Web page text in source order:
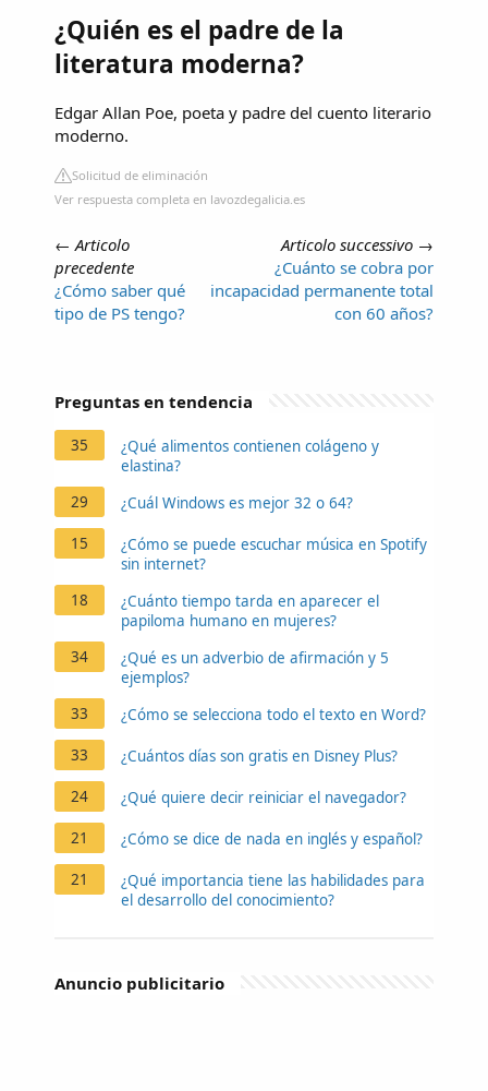
¿Quién es el padre de la
literatura moderna?
Edgar Allan Poe, poeta y padre del cuento literario
moderno.
Solicitud de eliminación
Ver respuesta completa en lavozdegalicia.es
← Articolo
precedente
¿Cómo saber qué
tipo de PS tengo?
Articolo successivo →
¿Cuánto se cobra por
incapacidad permanente total
con 60 años?
Preguntas en tendencia
35
¿Qué alimentos contienen colágeno y
elastina?
29
¿Cuál Windows es mejor 32 o 64?
15
¿Cómo se puede escuchar música en Spotify
sin internet?
18
¿Cuánto tiempo tarda en aparecer el
papiloma humano en mujeres?
34
¿Qué es un adverbio de afirmación y 5
ejemplos?
33
¿Cómo se selecciona todo el texto en Word?
33 ¿Cuántos días son gratis en Disney Plus?
24 ¿Qué quiere decir reiniciar el navegador?
21 ¿Cómo se dice de nada en inglés y español?
21
¿Qué importancia tiene las habilidades para
el desarrollo del conocimiento?
Anuncio publicitario